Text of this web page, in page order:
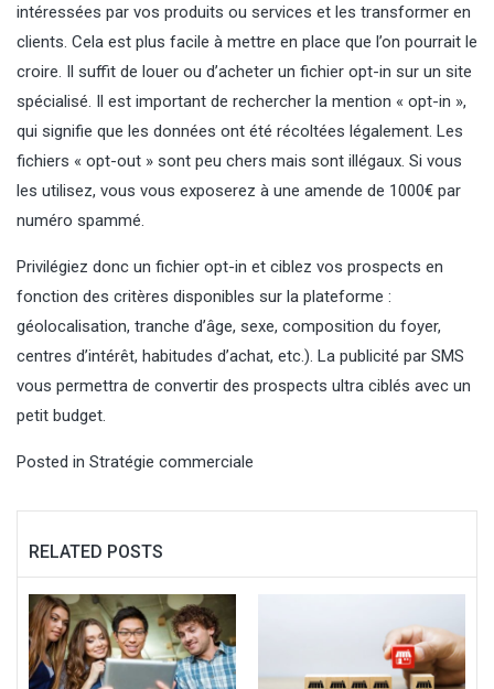
intéressées par vos produits ou services et les transformer en
clients. Cela est plus facile à mettre en place que l’on pourrait le
croire. Il suffit de louer ou d’acheter un fichier opt-in sur un site
spécialisé. Il est important de rechercher la mention « opt-in »,
qui signifie que les données ont été récoltées légalement. Les
fichiers « opt-out » sont peu chers mais sont illégaux. Si vous
les utilisez, vous vous exposerez à une amende de 1000€ par
numéro spammé.
Privilégiez donc un fichier opt-in et ciblez vos prospects en
fonction des critères disponibles sur la plateforme :
géolocalisation, tranche d’âge, sexe, composition du foyer,
centres d’intérêt, habitudes d’achat, etc.). La publicité par SMS
vous permettra de convertir des prospects ultra ciblés avec un
petit budget.
Posted in Stratégie commerciale
RELATED POSTS